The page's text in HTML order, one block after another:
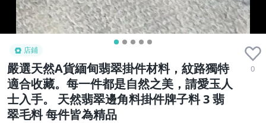
店鋪
嚴選天然A貨緬甸翡翠掛件材料，紋路獨特
適合收藏。每一件都是自然之美，請愛玉人
士入手。 天然翡翠邊角料掛件牌子料 3 翡
翠毛料 每件皆為精品
0